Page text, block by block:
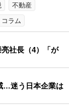
不動産
コラム
社長（4）「が
…迷う日本企業は